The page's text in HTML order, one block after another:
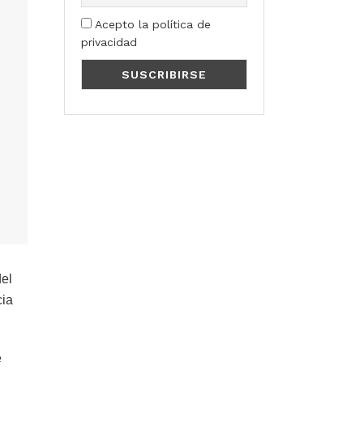
Acepto la política de
privacidad